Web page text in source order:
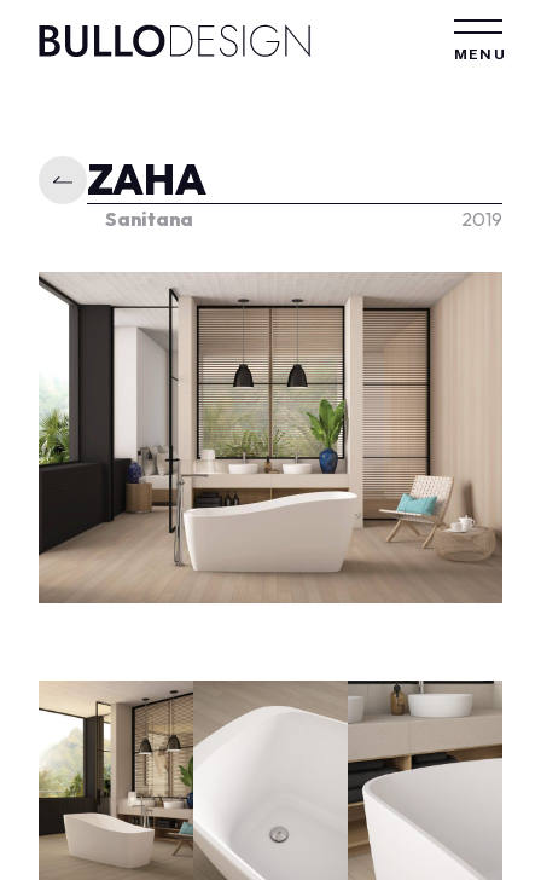
MENU
ZAHA
Sanitana 2019